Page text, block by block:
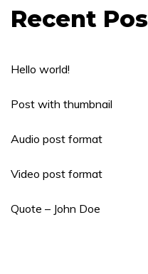
Recent
Hello world!
Post with thumbnail
Audio post format
Video post format
Quote – John Doe